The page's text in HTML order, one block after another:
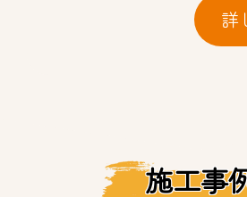
詳
施工事